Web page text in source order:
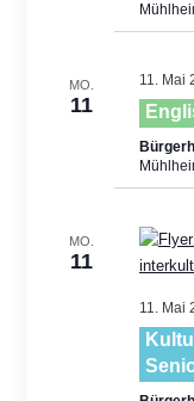
MO.
11
11. Mai
MO.
11
11. Mai